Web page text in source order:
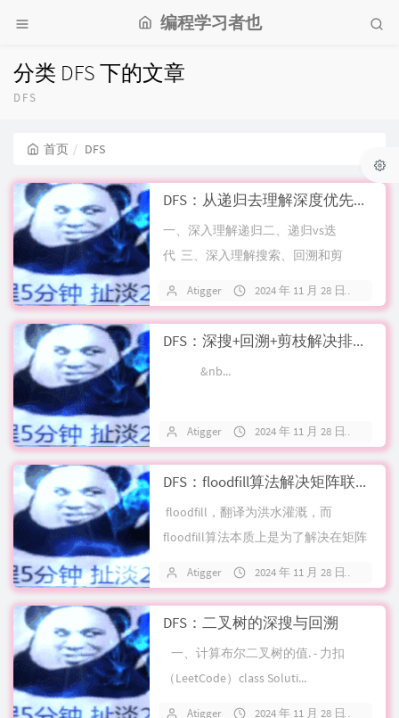
编程学习者也
分类 DFS 下的文章
DFS
首页 DFS
DFS：从递归去理解深度优先搜索
一、深入理解递归二、递归vs迭
代 三、深入理解搜索、回溯和剪
Atigger 2024 年 11 月 28 日
DFS：深搜+回溯+剪枝解决排列、子集问题
&nb...
Atigger 2024 年 11 月 28 日
DFS：floodfill算法解决矩阵联通块问题
floodfill，翻译为洪水灌溉，而
floodfill算法本质上是为了解决在矩阵
Atigger 2024 年 11 月 28 日
DFS：二叉树的深搜与回溯
一、计算布尔二叉树的值. - 力扣
（LeetCode）class Soluti...
Atigger 2024 年 11 月 28 日